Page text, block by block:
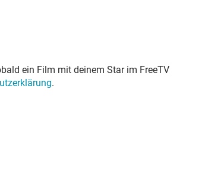
ein Film mit deinem Star im FreeTV
.